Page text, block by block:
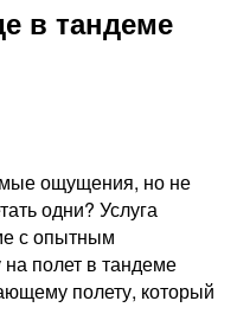
в тандеме
ощущения, но не
одни? Услуга
с опытным
на полет в тандеме
полету, который